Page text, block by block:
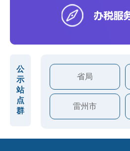
公
示
站
点
群
省局
雷州市